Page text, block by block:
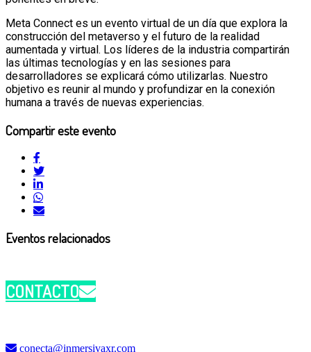
Meta Connect es un evento virtual de un día que explora la
construcción del metaverso y el futuro de la realidad
aumentada y virtual. Los líderes de la industria compartirán
las últimas tecnologías y en las sesiones para
desarrolladores se explicará cómo utilizarlas. Nuestro
objetivo es reunir al mundo y profundizar en la conexión
humana a través de nuevas experiencias.
Compartir este evento
Eventos relacionados
CONTACTO
conecta@inmersivaxr.com